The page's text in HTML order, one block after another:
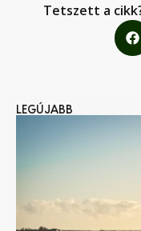
Tetszett a
LEGÚJABB